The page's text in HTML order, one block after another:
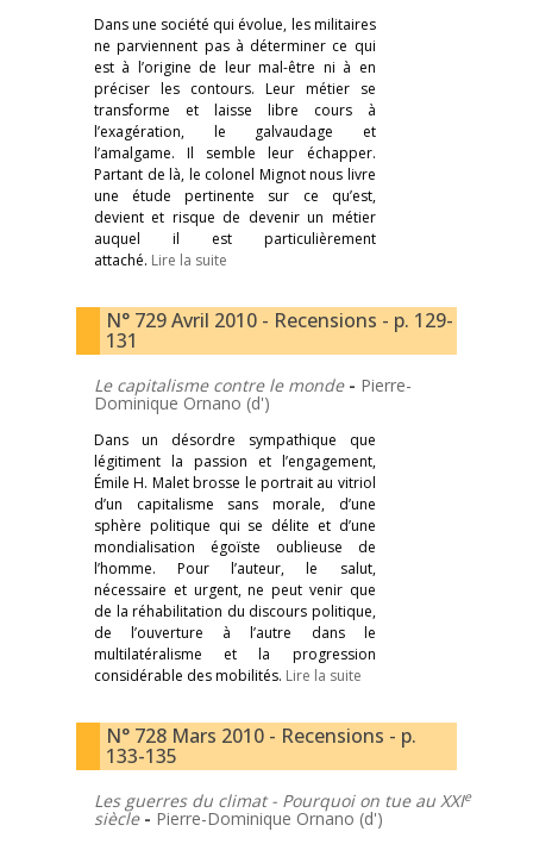
Dans une société qui évolue, les militaires
ne parviennent pas à déterminer ce qui
est à l’origine de leur mal-être ni à en
préciser les contours. Leur métier se
transforme et laisse libre cours à
l’exagération, le galvaudage et
l’amalgame. Il semble leur échapper.
Partant de là, le colonel Mignot nous livre
une étude pertinente sur ce qu’est,
devient et risque de devenir un métier
auquel il est particulièrement
attaché. Lire la suite
N° 729 Avril 2010 - Recensions - p. 129-
131
Le capitalisme contre le monde - Pierre-
Dominique Ornano (d')
Dans un désordre sympathique que
légitiment la passion et l’engagement,
Émile H. Malet brosse le portrait au vitriol
d’un capitalisme sans morale, d’une
sphère politique qui se délite et d’une
mondialisation égoïste oublieuse de
l’homme. Pour l’auteur, le salut,
nécessaire et urgent, ne peut venir que
de la réhabilitation du discours politique,
de l’ouverture à l’autre dans le
multilatéralisme et la progression
considérable des mobilités. Lire la suite
N° 728 Mars 2010 - Recensions - p.
133-135
Les guerres du climat - Pourquoi on tue au XXIe
siècle - Pierre-Dominique Ornano (d')